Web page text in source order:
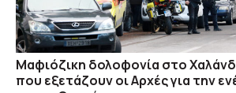
Μαφιόζικη δολοφονία στο
που εξετάζουν οι Αρχές για την